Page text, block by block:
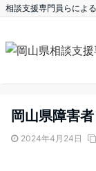
相談支援専門員らによ
岡山県障害
2024年4月24日